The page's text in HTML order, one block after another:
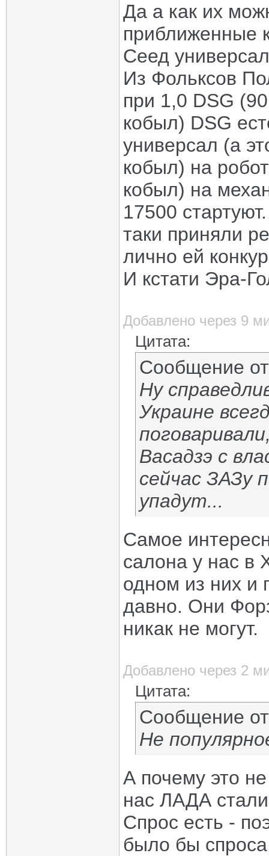
Да а как их
приближенные
Сеед
Из Фольксов
при 1,0 DSG
кобыл) DSG
универсал (а
кобыл) на
кобыл) на
17500
таки приняли
лично ей
И кстати Эра-
Добавлено через 9
Цитата:
Сообщение
Ну
Украине
Васадзэ с
сейчас ЗАЗу
упадут...
Самое
салона у нас в
одном из них и
давно. Они
никак не могут.
Добавлено через 2
Цитата:
Сообщение
Не
А почему это
нас ЛАДА
Спрос есть -
было бы